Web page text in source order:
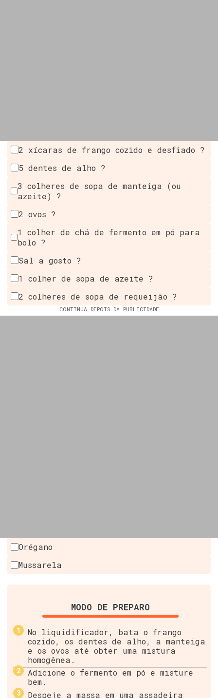
2 xícaras de frango cozido e desfiado ?
5 dentes de alho ?
3 colheres de sopa de manteiga (ou
azeite) ?
2 ovos ?
1 colher de chá de fermento em pó para
bolo ?
Sal a gosto ?
1 colher de sopa de azeite ?
2 colheres de sopa de requeijão ?
CONTINUA DEPOIS DA PUBLICIDADE
Orégano
Mussarela
MODO DE PREPARO
No liquidificador, bata o frango
cozido, os dentes de alho, a manteiga
e os ovos até obter uma mistura
homogênea.
Adicione o fermento em pó e misture
bem.
Despeje a massa em uma assadeira